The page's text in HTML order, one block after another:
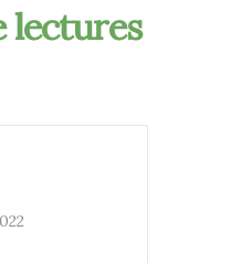
lectures